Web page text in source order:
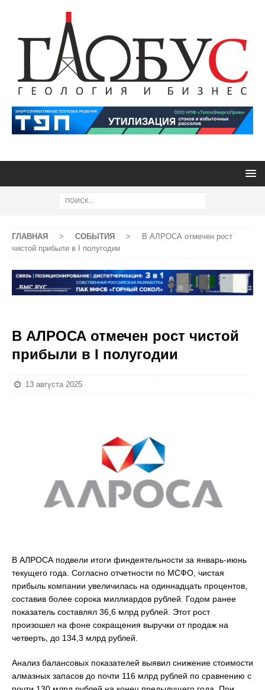
ГЛАВНАЯ > СОБЫТИЯ >
В АЛРОСА отмечен рост
чистой прибыли в I полугодии
В АЛРОСА отмечен рост чистой
прибыли в I полугодии
13 августа 2025
В АЛРОСА подвели итоги финдеятельности за январь-июнь
текущего года. Согласно отчетности по МСФО, чистая
прибыль компании увеличилась на одиннадцать процентов,
составив более сорока миллиардов рублей. Годом ранее
показатель составлял 36,6 млрд рублей. Этот рост
произошел на фоне сокращения выручки от продаж на
четверть, до 134,3 млрд рублей.
Анализ балансовых показателей выявил снижение стоимости
алмазных запасов до почти 116 млрд рублей по сравнению с